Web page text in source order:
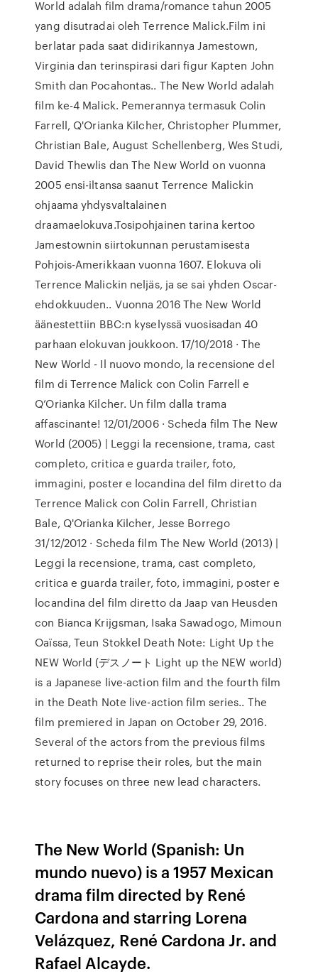
World adalah film drama/romance tahun 2005
yang disutradai oleh Terrence Malick.Film ini
berlatar pada saat didirikannya Jamestown,
Virginia dan terinspirasi dari figur Kapten John
Smith dan Pocahontas.. The New World adalah
film ke-4 Malick. Pemerannya termasuk Colin
Farrell, Q'Orianka Kilcher, Christopher Plummer,
Christian Bale, August Schellenberg, Wes Studi,
David Thewlis dan The New World on vuonna
2005 ensi-iltansa saanut Terrence Malickin
ohjaama yhdysvaltalainen
draamaelokuva.Tosipohjainen tarina kertoo
Jamestownin siirtokunnan perustamisesta
Pohjois-Amerikkaan vuonna 1607. Elokuva oli
Terrence Malickin neljäs, ja se sai yhden Oscar-
ehdokkuuden.. Vuonna 2016 The New World
äänestettiin BBC:n kyselyssä vuosisadan 40
parhaan elokuvan joukkoon. 17/10/2018 · The
New World - Il nuovo mondo, la recensione del
film di Terrence Malick con Colin Farrell e
Q’Orianka Kilcher. Un film dalla trama
affascinante! 12/01/2006 · Scheda film The New
World (2005) | Leggi la recensione, trama, cast
completo, critica e guarda trailer, foto,
immagini, poster e locandina del film diretto da
Terrence Malick con Colin Farrell, Christian
Bale, Q'Orianka Kilcher, Jesse Borrego
31/12/2012 · Scheda film The New World (2013) |
Leggi la recensione, trama, cast completo,
critica e guarda trailer, foto, immagini, poster e
locandina del film diretto da Jaap van Heusden
con Bianca Krijgsman, Isaka Sawadogo, Mimoun
Oaïssa, Teun Stokkel Death Note: Light Up the
NEW World (デスノート Light up the NEW world)
is a Japanese live-action film and the fourth film
in the Death Note live-action film series.. The
film premiered in Japan on October 29, 2016.
Several of the actors from the previous films
returned to reprise their roles, but the main
story focuses on three new lead characters.
The New World (Spanish: Un
mundo nuevo) is a 1957 Mexican
drama film directed by René
Cardona and starring Lorena
Velázquez, René Cardona Jr. and
Rafael Alcayde.